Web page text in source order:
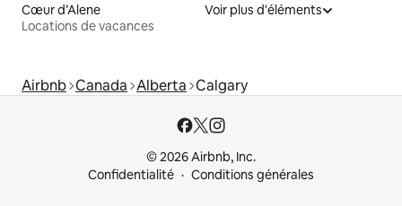
Cœur d’Alene
Locations de vacances
Voir plus d'éléments
Airbnb Canada Alberta Calgary
© 2026 Airbnb, Inc.
Confidentialité
Conditions générales